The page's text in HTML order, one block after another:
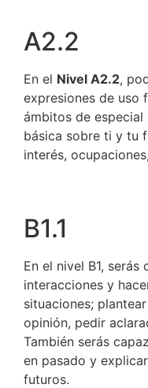
A2.2
En el Nivel A2.2,
expresiones de uso
ámbitos de
básica sobre ti y tu
interés,
B1.1
En el nivel B1,
interacciones y
situaciones;
opinión, pedir
También serás
en pasado y
futuros.